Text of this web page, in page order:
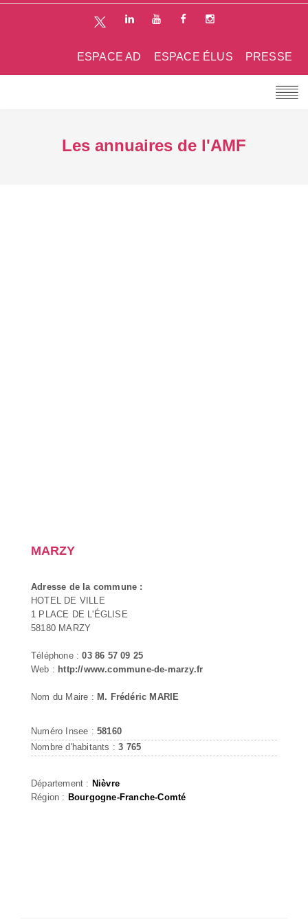
PRESSE
ESPACE ÉLUS
ESPACE AD
Les annuaires de l'AMF
MARZY
Adresse de la commune :
HOTEL DE VILLE
1 PLACE DE L'ÉGLISE
58180 MARZY
Téléphone :03 86 57 09 25
Web : http://www.commune-de-marzy.fr
Nom du Maire : M. Frédéric MARIE
Numéro Insee : 58160
Nombre d'habitants :3 765
Département : Nièvre
Région : Bourgogne-Franche-Comté